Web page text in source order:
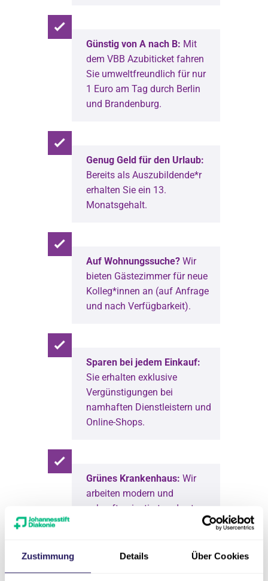
Zustimmung Details Über Cookies
Günstig von A nach B: Mit
dem VBB Azubiticket fahren
Sie umweltfreundlich für nur
1 Euro am Tag durch Berlin
und Brandenburg.
Genug Geld für den Urlaub:
Bereits als Auszubildende*r
erhalten Sie ein 13.
Monatsgehalt.
Auf Wohnungssuche? Wir
bieten Gästezimmer für neue
Kolleg*innen an (auf Anfrage
und nach Verfügbarkeit).
Sparen bei jedem Einkauf:
Sie erhalten exklusive
Vergünstigungen bei
namhaften Dienstleistern und
Online-Shops.
Grünes Krankenhaus: Wir
arbeiten modern und
zukunftsorientiert und setzen